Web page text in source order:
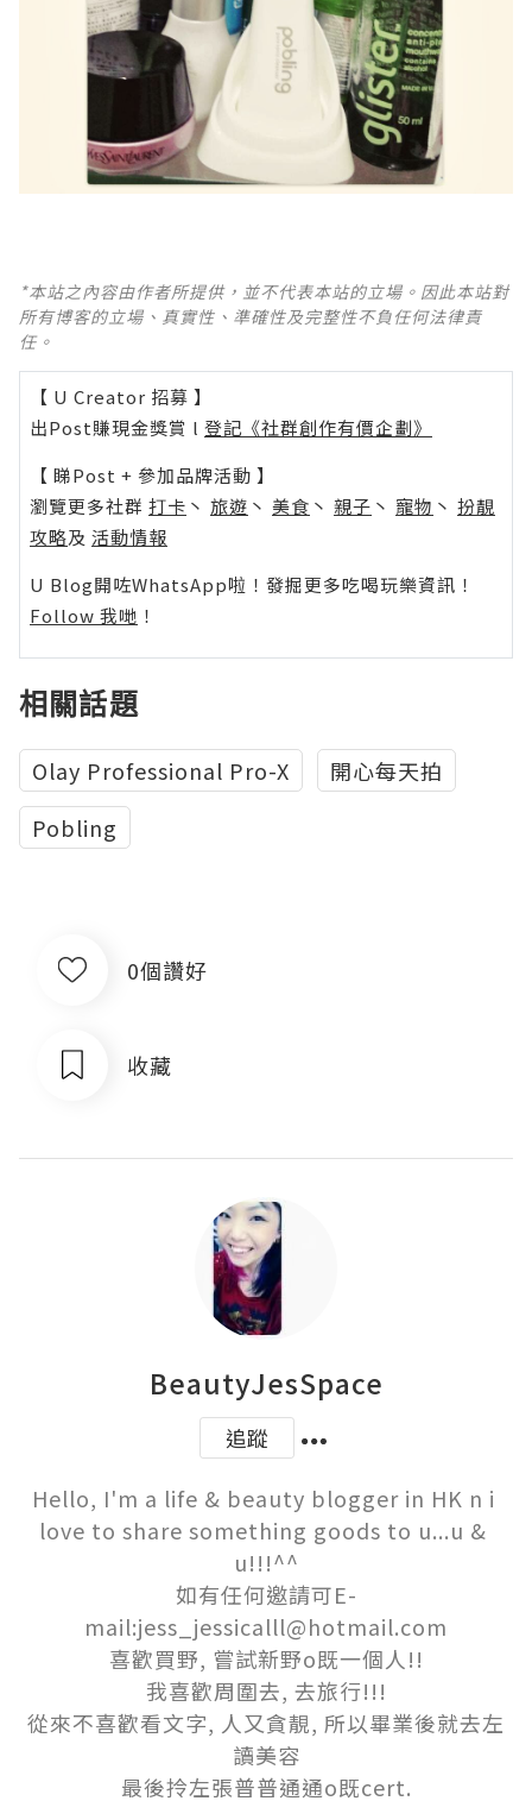
*本站之內容由作者所提供，並不代表本站的立場。因此本站對
所有博客的立場、真實性、準確性及完整性不負任何法律責
任。
【 U Creator 招募 】
出Post賺現金獎賞 l 登記《社群創作有價企劃》
【 睇Post + 參加品牌活動 】
瀏覽更多社群 打卡 丶 旅遊 丶 美食 丶 親子 丶 寵物 丶 扮靚
攻略及 活動情報
U Blog開咗WhatsApp啦！發掘更多吃喝玩樂資訊！
Follow 我哋 ！
相關話題
Olay Professional Pro-X
開心每天拍
Pobling
0個讚好
收藏
BeautyJesSpace
追蹤
Hello, I'm a life & beauty blogger in HK n i
love to share something goods to u...u &
u!!!^^
如有任何邀請可E-
mail:jess_jessicalll@hotmail.com
喜歡買野, 嘗試新野o既一個人!!
我喜歡周圍去, 去旅行!!!
從來不喜歡看文字, 人又貪靚, 所以畢業後就去左
讀美容
最後拎左張普普通通o既cert.